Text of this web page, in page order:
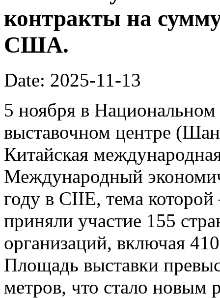
контракты на
США.
Date: 2025-11-13
5 ноября в
выставочном центре
Китайская
Международный
году в CIIE, тема
приняли участие 155
организаций, включая
Площадь выставки
метров, что стало новым